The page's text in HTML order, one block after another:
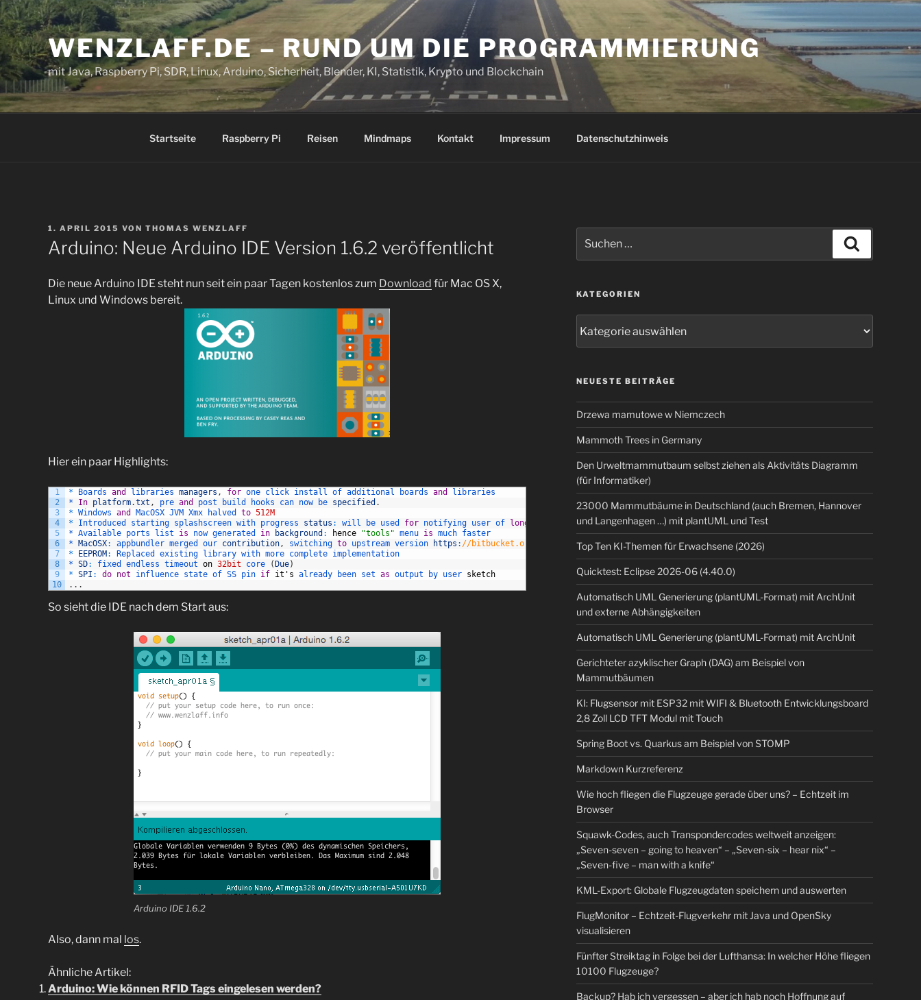
Zum
Inhalt
springen WENZLAFF.DE – RUND UM DIE PROGRAMMIERUNG
mit Java, Raspberry Pi, SDR, Linux, Arduino, Sicherheit, Blender, KI, Statistik, Krypto und Blockchain
Startseite Raspberry Pi Reisen Mindmaps Kontakt Impressum Datenschutzhinweis
VERÖFFENTLICHT
AM
1. APRIL 2015 VON THOMAS WENZLAFF
Arduino: Neue Arduino IDE Version 1.6.2 veröffentlicht
Die neue Arduino IDE steht nun seit ein paar Tagen kostenlos zum Download für Mac OS X,
Linux und Windows bereit.
Hier ein paar Highlights:
1
2
3
4
5
6
7
8
9
10
* Boards and libraries managers , for one click install of additional boards and
libraries
*
In platform.txt , pre and post build hooks can now be specified .
* Windows and MacOSX JVM Xmx halved to 512M
*
Introduced starting splashscreen with progress status : will be used for notifying user of long startup tasks
* Available ports list is now generated in background : hence "tools" menu is much faster
*
MacOSX: appbundler merged our contribution, switching to upstream version https : //bitbucket.org/infinitekind/appbundler/
*
EEPROM : Replaced existing library with more complete implementation
* SD: fixed endless timeout on 32bit core ( Due)
* SPI : do not influence state of SS pin if it ' s already been set as output by user sketch
. . .
So sieht die IDE nach dem Start aus:
Arduino IDE 1.6.2
Also, dann mal los.
Ähnliche Artikel:
Arduino: Wie können RFID Tags eingelesen werden?
nach:
KATEGORIEN
NEUESTE BEITRÄGE
Drzewa mamutowe w Niemczech
Mammoth Trees in Germany
Den Urweltmammutbaum selbst ziehen als Aktivitäts Diagramm
(für Informatiker)
23000 Mammutbäume in Deutschland (auch Bremen, Hannover
und Langenhagen …) mit plantUML und Test
Top Ten KI-Themen für Erwachsene (2026)
Quicktest: Eclipse 2026-06 (4.40.0)
Automatisch UML Generierung (plantUML-Format) mit ArchUnit
und externe Abhängigkeiten
Automatisch UML Generierung (plantUML-Format) mit ArchUnit
Gerichteter azyklischer Graph (DAG) am Beispiel von
Mammutbäumen
KI: Flugsensor mit ESP32 mit WIFI & Bluetooth Entwicklungsboard
2,8 Zoll LCD TFT Modul mit Touch
Spring Boot vs. Quarkus am Beispiel von STOMP
Markdown Kurzreferenz
Wie hoch fliegen die Flugzeuge gerade über uns? – Echtzeit im
Browser
Squawk-Codes, auch Transpondercodes weltweit anzeigen:
„Seven-seven – going to heaven“ – „Seven-six – hear nix“ –
„Seven-five – man with a knife“
KML-Export: Globale Flugzeugdaten speichern und auswerten
FlugMonitor – Echtzeit-Flugverkehr mit Java und OpenSky
visualisieren
Fünfter Streiktag in Folge bei der Lufthansa: In welcher Höhe fliegen
10100 Flugzeuge?
Backup? Hab ich vergessen – aber ich hab noch Hoffnung auf